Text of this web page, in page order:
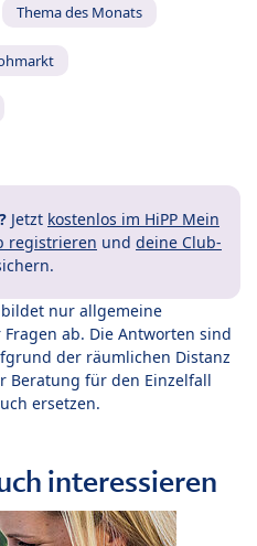
Thema des Monats
Jetzt kostenlos im HiPP Mein
registrieren und deine Club-
nur allgemeine
ab. Die Antworten sind
der räumlichen Distanz
Beratung für den Einzelfall
ersetzen.
interessieren